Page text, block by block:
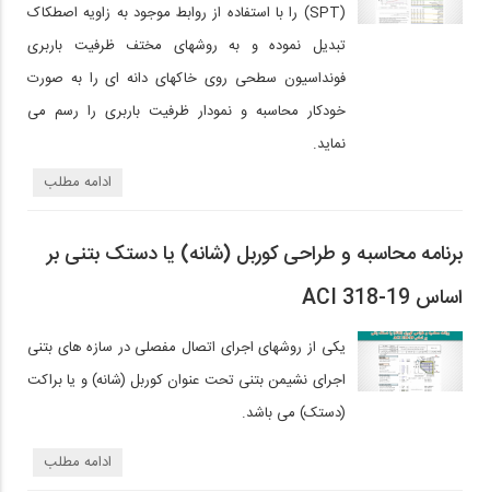
(SPT) را با استفاده از روابط موجود به زاویه اصطکاک
تبدیل نموده و به روشهای مختف ظرفیت باربری
فونداسیون سطحی روی خاکهای دانه ای را به صورت
خودکار محاسبه و نمودار ظرفیت باربری را رسم می
نماید.
ادامه مطلب
برنامه محاسبه و طراحی کوربل (شانه) یا دستک بتنی بر
اساس ACI 318-19
یکی از روشهای اجرای اتصال مفصلی در سازه های بتنی
اجرای نشیمن بتنی تحت عنوان کوربل (شانه) و یا براکت
(دستک) می باشد.
ادامه مطلب